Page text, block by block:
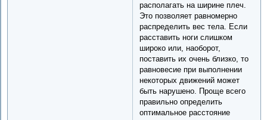
располагать на ширине плеч.
Это позволяет равномерно
распределить вес тела. Если
расставить ноги слишком
широко или, наоборот,
поставить их очень близко, то
равновесие при выполнении
некоторых движений может
быть нарушено. Проще всего
правильно определить
оптимальное расстояние